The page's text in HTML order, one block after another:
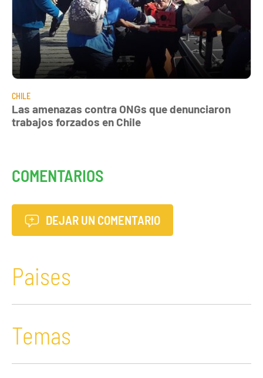
CHILE
Las amenazas contra ONGs que denunciaron
trabajos forzados en Chile
COMENTARIOS
DEJAR UN COMENTARIO
Paises
Temas